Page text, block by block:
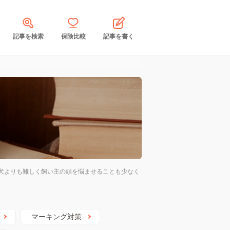
記事を検索 保険比較 記事を書く
りも難しく飼い主の頭を悩ませることも少なく
マーキング対策